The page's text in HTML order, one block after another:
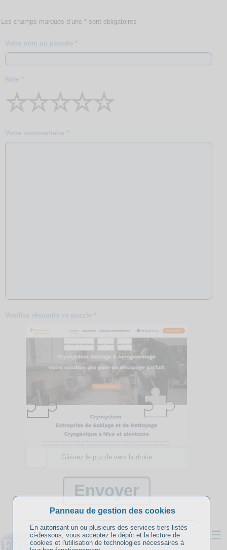
Les champs marqués d’une * sont obligatoires
Votre nom ou pseudo *
Note *
☆
☆
☆
☆
☆
Votre commentaire *
Veuillez résoudre ce puzzle *
Glissez le puzzle vers la droite
☰
Panneau de gestion des cookies
En autorisant un ou plusieurs des services tiers listés
ci-dessous, vous acceptez le dépôt et la lecture de
cookies et l'utilisation de technologies nécessaires à